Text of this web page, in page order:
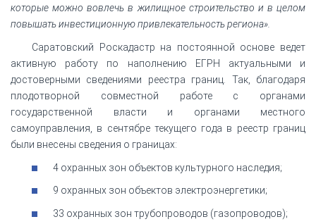
которые можно вовлечь в жилищное строительство и в целом
повышать инвестиционную привлекательность региона».
Саратовский Роскадастр на постоянной основе ведет
активную работу по наполнению ЕГРН актуальными и
достоверными сведениями реестра границ. Так, благодаря
плодотворной совместной работе с органами
государственной власти и органами местного
самоуправления, в сентябре текущего года в реестр границ
были внесены сведения о границах:
4 охранных зон объектов культурного наследия;
9 охранных зон объектов электроэнергетики;
33 охранных зон трубопроводов (газопроводов);